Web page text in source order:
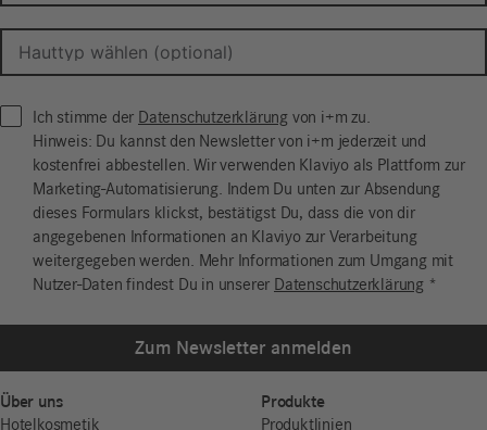
Ich stimme der Datenschutzerklärung von i+m zu.
Hinweis: Du kannst den Newsletter von i+m jederzeit und
kostenfrei abbestellen. Wir verwenden Klaviyo als Plattform zur
Marketing-Automatisierung. Indem Du unten zur Absendung
dieses Formulars klickst, bestätigst Du, dass die von dir
angegebenen Informationen an Klaviyo zur Verarbeitung
weitergegeben werden. Mehr Informationen zum Umgang mit
Nutzer-Daten findest Du in unserer Datenschutzerklärung*
Zum Newsletter anmelden
Über uns
Hotelkosmetik
Produkte
Produktlinien